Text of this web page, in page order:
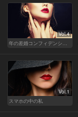
Vol.4
年の差婚コンフィデンシャル
Vol.1
スマホの中の私